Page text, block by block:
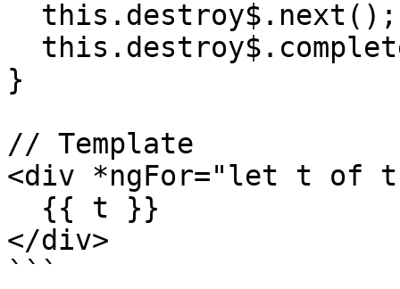
}
// Template
<div *ngFor="let t of
</div>
```